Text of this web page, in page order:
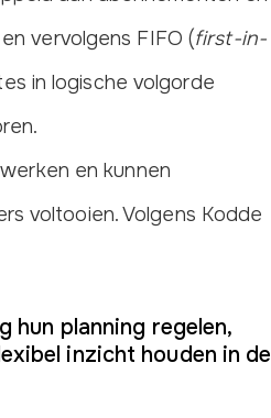
vervolgens FIFO (first-in-
in logische volgorde
en kunnen
voltooien. Volgens Kodde
hun planning regelen,
inzicht houden in de